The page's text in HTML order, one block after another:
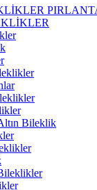
Bileklik